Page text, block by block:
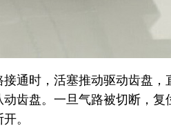
通时，活塞推动驱动齿盘，
齿盘。一旦气路被切断，复
。